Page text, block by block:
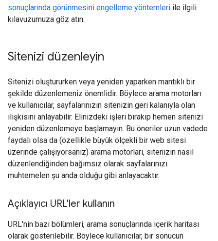
sonuçlarında görünmesini engelleme yöntemleri ile ilgili
kılavuzumuza göz atın.
Sitenizi düzenleyin
Sitenizi oluştururken veya yeniden yaparken mantıklı bir
şekilde düzenlemeniz önemlidir. Böylece arama motorları
ve kullanıcılar, sayfalarınızın sitenizin geri kalanıyla olan
ilişkisini anlayabilir. Elinizdeki işleri bırakıp hemen sitenizi
yeniden düzenlemeye başlamayın. Bu öneriler uzun vadede
faydalı olsa da (özellikle büyük ölçekli bir web sitesi
üzerinde çalışıyorsanız) arama motorları, sitenizin nasıl
düzenlendiğinden bağımsız olarak sayfalarınızı
muhtemelen şu anda olduğu gibi anlayacaktır.
Açıklayıcı URL'ler kullanın
URL'nin bazı bölümleri, arama sonuçlarında içerik haritası
olarak gösterilebilir. Böylece kullanıcılar, bir sonucun